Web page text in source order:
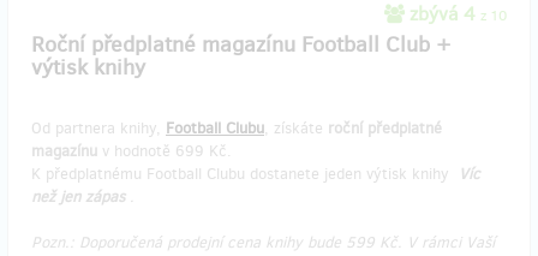
zbývá 4 z 10
Roční předplatné magazínu Football Club +
výtisk knihy
Od partnera knihy, Football Clubu, získáte roční předplatné
magazínu v hodnotě 699 Kč.
K předplatnému Football Clubu dostanete jeden výtisk knihy
Víc
než jen zápas .
Pozn.: Doporučená prodejní cena knihy bude 599 Kč. V rámci Vaší